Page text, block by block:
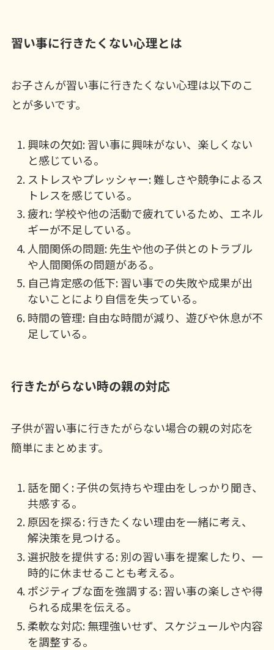
習い事に行きたくない心理とは
お子さんが習い事に行きたくない心理は以下のこ
とが多いです。
興味の欠如: 習い事に興味がない、楽しくない
と感じている。
ストレスやプレッシャー: 難しさや競争によるス
トレスを感じている。
疲れ: 学校や他の活動で疲れているため、エネル
ギーが不足している。
人間関係の問題: 先生や他の子供とのトラブル
や人間関係の問題がある。
自己肯定感の低下: 習い事での失敗や成果が出
ないことにより自信を失っている。
時間の管理: 自由な時間が減り、遊びや休息が不
足している。
行きたがらない時の親の対応
子供が習い事に行きたがらない場合の親の対応を
簡単にまとめます。
話を聞く: 子供の気持ちや理由をしっかり聞き、
共感する。
原因を探る: 行きたくない理由を一緒に考え、
解決策を見つける。
選択肢を提供する: 別の習い事を提案したり、一
時的に休ませることも考える。
ポジティブな面を強調する: 習い事の楽しさや得
られる成果を伝える。
柔軟な対応: 無理強いせず、スケジュールや内容
を調整する。